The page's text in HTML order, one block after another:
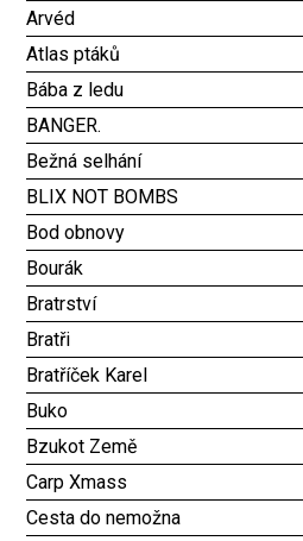
Arvéd
Atlas ptáků
Bába z ledu
BANGER.
Bežná selhání
BLIX NOT BOMBS
Bod obnovy
Bourák
Bratrství
Bratři
Bratříček Karel
Buko
Bzukot Země
Carp Xmass
Cesta do nemožna